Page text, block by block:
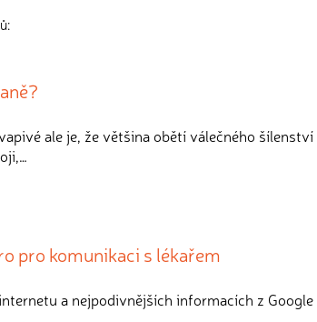
ale je, že většina obětí válečného šílenství
pro komunikaci s lékařem
a nejpodivnějších informacích z